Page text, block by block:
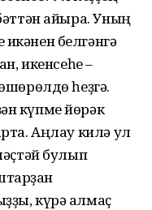
айыра. Уның
белгәнгә
икенсеһе –
һеҙгә.
күпме йөрәк
Аңлау килә ул
булып
күрә алмаҫ